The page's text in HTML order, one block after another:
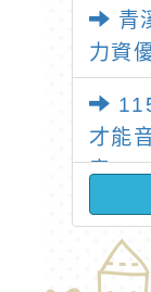
青
力資
才能
章